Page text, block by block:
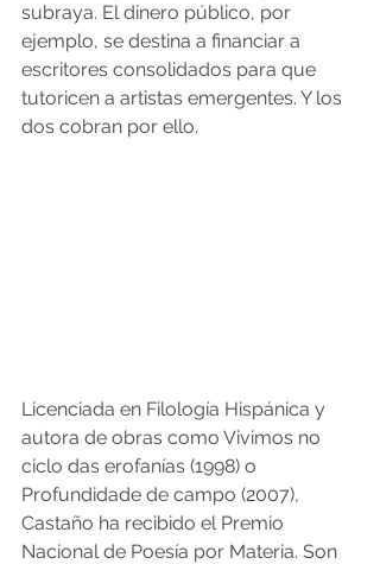
subraya. El dinero público, por
ejemplo, se destina a financiar a
escritores consolidados para que
tutoricen a artistas emergentes. Y los
dos cobran por ello.
Licenciada en Filología Hispánica y
autora de obras como Vivimos no
ciclo das erofanías (1998) o
Profundidade de campo (2007),
Castaño ha recibido el Premio
Nacional de Poesía por Materia. Son